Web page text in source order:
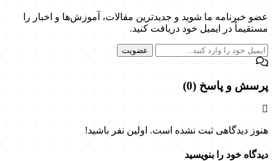
عضو خبرنامه ما شوید و جدیدترین مقالات، آموزش‌ها و اخبار را
مستقیماً در ایمیل خود دریافت کنید.
عضویت
پرسش و پاسخ (0)
هنوز دیدگاهی ثبت نشده است. اولین نفر باشید!
دیدگاه خود را بنویسید